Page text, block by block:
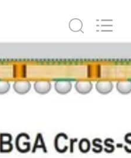
الصفحة
الرئيسية
Co.,Ltd..